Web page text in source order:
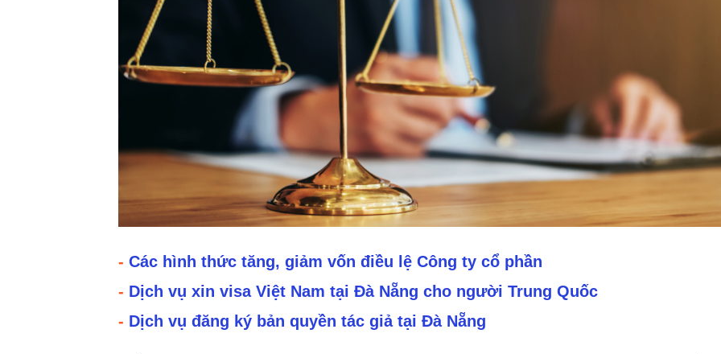
- Các hình thức tăng, giảm vốn điều lệ Công ty cổ phần
- Dịch vụ xin visa Việt Nam tại Đà Nẵng cho người Trung Quốc
- Dịch vụ đăng ký bản quyền tác giả tại Đà Nẵng